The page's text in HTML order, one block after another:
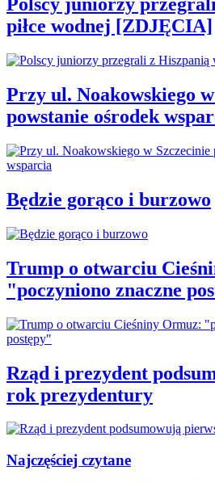
Polscy juniorzy
piłce wodnej [ZDJĘCIA]
Przy ul. Noakowskiego
powstanie ośrodek
Będzie gorąco i burzowo
Trump o otwarciu
"poczyniono znaczne
Rząd i prezydent
rok prezydentury
Najczęściej czytane